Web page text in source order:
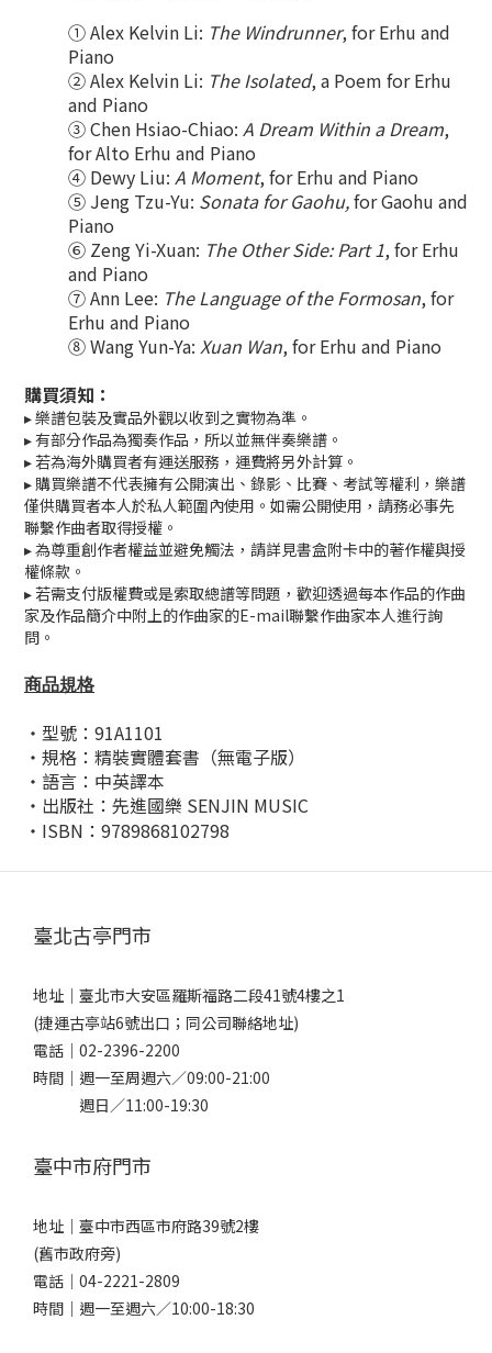
① Alex Kelvin Li: The Windrunner, for Erhu and
Piano
② Alex Kelvin Li: The Isolated, a Poem for Erhu
and Piano
③ Chen Hsiao-Chiao: A Dream Within a Dream,
for Alto Erhu and Piano
④ Dewy Liu: A Moment, for Erhu and Piano
⑤ Jeng Tzu-Yu: Sonata for Gaohu,for Gaohu and
Piano
⑥ Zeng Yi-Xuan: The Other Side: Part 1, for Erhu
and Piano
⑦ Ann Lee: The Language of the Formosan, for
Erhu and Piano
⑧ Wang Yun-Ya: Xuan Wan, for Erhu and Piano
購買須知：
▸ 樂譜包裝及實品外觀以收到之實物為準。
▸ 有部分作品為獨奏作品，所以並無伴奏樂譜。
▸ 若為海外購買者有運送服務，運費將另外計算。
▸ 購買樂譜不代表擁有公開演出、錄影、比賽、考試等權利，樂譜
僅供購買者本人於私人範圍內使用。如需公開使用，請務必事先
聯繫作曲者取得授權。
▸ 為尊重創作者權益並避免觸法，請詳見書盒附卡中的著作權與授
權條款。
▸ 若需支付版權費或是索取總譜等問題，歡迎透過每本作品的作曲
家及作品簡介中附上的作曲家的E-mail聯繫作曲家本人進行詢
問。
商品規格
・型號：91A1101
・規格：精裝實體套書（無電子版）
・語言：中英譯本
・出版社：先進國樂 SENJIN MUSIC
・ ISBN ： 9789868102798
臺北古亭門市
地址｜ 臺北市大安區羅斯福路二段41號4樓之1
(捷運古亭站6號出口；同公司聯絡地址)
電話｜ 02-2396-2200
時間｜週一至周週六／09:00-21:00
週日／11:00-19:30
臺中市府門市
地址｜ 臺中市西區市府路39號2樓
(舊市政府旁)
電話｜ 04-2221-2809
時間｜週一至週六／10:00-18:30